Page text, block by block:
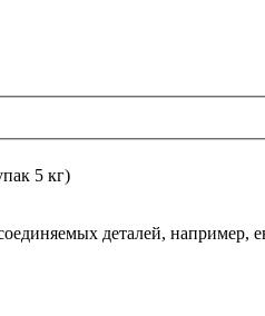
5 кг)
деталей, например,